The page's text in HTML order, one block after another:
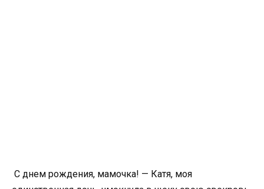
С днем рождения, мамочка! — Катя, моя